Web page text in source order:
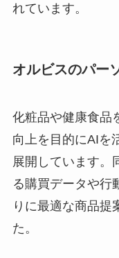
れています。
オルビスのパー
化粧品や健康食品
向上を目的にAIを
展開しています。
る購買データや行
りに最適な商品提
た。